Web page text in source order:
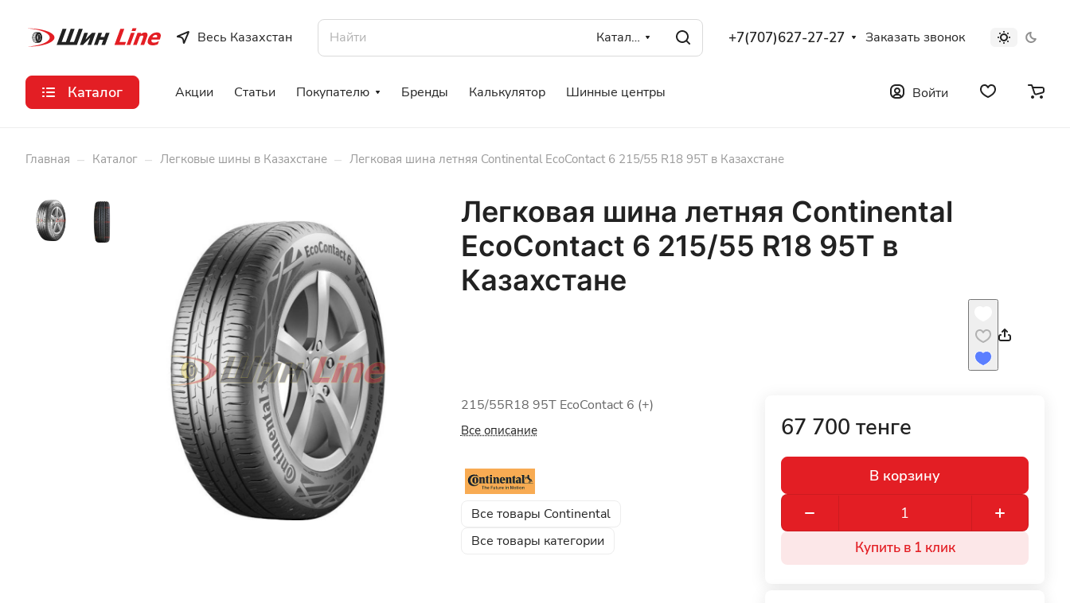
Весь Казахстан Каталог +7(707)627-27-27 Заказать звонок
Каталог Акции Статьи Покупателю Бренды Калькулятор Шинные центры Войти
Главная – Каталог – Легковые шины в Казахстане – Легковая шина летняя Continental EcoContact 6 215/55 R18 95T в Казахстане
Легковая шина летняя Continental
EcoContact 6 215/55 R18 95T в
Казахстане
215/55R18 95T EcoContact 6 (+)
Все описание
Все товары Continental
Все товары категории
67 700 тенге
В корзину
Купить в 1 клик